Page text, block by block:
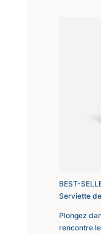
BEST-
Serviette
Plongez
rencontre